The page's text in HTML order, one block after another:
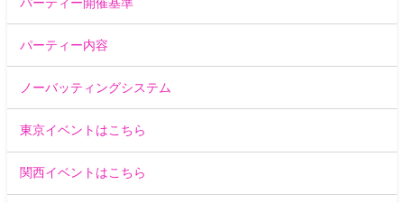
パーティー開催基準
パーティー内容
ノーバッティングシステム
東京イベントはこちら
関西イベントはこちら